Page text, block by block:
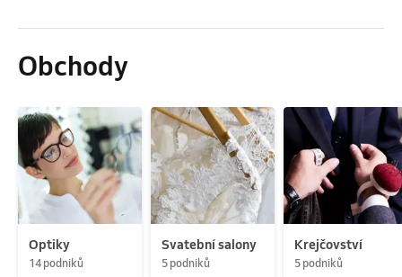
Obchody
Optiky
14 podniků
Svatební salony
5 podniků
Krejčovství
5 podniků